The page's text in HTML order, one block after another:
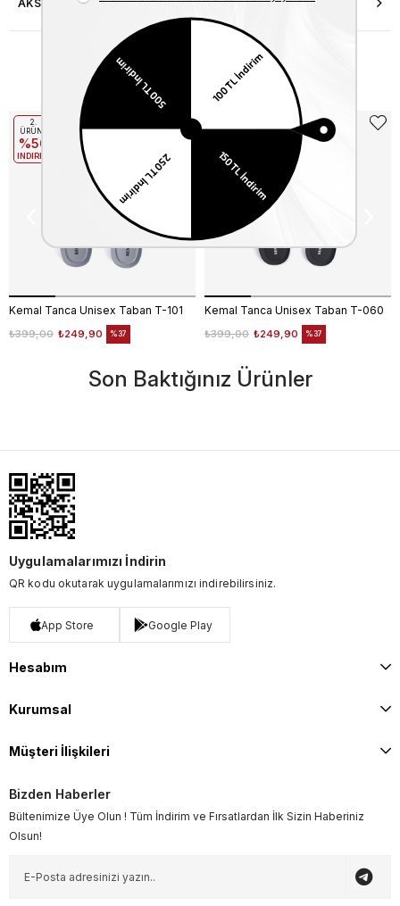
AKSESUAR ONARIMI
Benzer Ürünler
Kemal Tanca Unisex Taban T-101
₺249,90
₺399,00 %37
2.
ÜRÜNE
%50
INDIRIM
Kemal Tanca Unisex Taban T-060
₺249,90
₺399,00 %37
ÜRÜNE
INDIRIM
Son Baktığınız Ürünler
Uygulamalarımızı İndirin
QR kodu okutarak uygulamalarımızı indirebilirsiniz.
App Store Google Play
Hesabım
Kurumsal
Müşteri İlişkileri
Bizden Haberler
Bültenimize Üye Olun ! Tüm İndirim ve Fırsatlardan İlk Sizin Haberiniz
Olsun!